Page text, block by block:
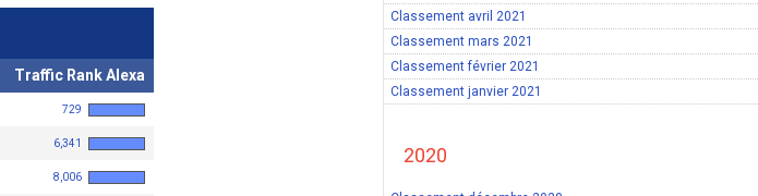
Traffic Rank Alexa
729
6,341
8,006
Classement avril 2021
Classement mars 2021
Classement février 2021
Classement janvier 2021
2020